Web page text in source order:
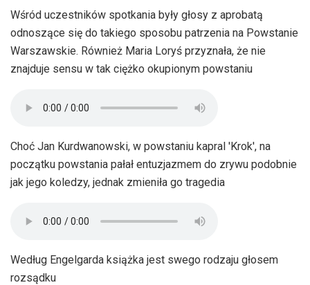
Wśród uczestników spotkania były głosy z aprobatą
odnoszące się do takiego sposobu patrzenia na Powstanie
Warszawskie. Również Maria Loryś przyznała, że nie
znajduje sensu w tak ciężko okupionym powstaniu
Choć Jan Kurdwanowski, w powstaniu kapral 'Krok', na
początku powstania pałał entuzjazmem do zrywu podobnie
jak jego koledzy, jednak zmieniła go tragedia
Według Engelgarda książka jest swego rodzaju głosem
rozsądku